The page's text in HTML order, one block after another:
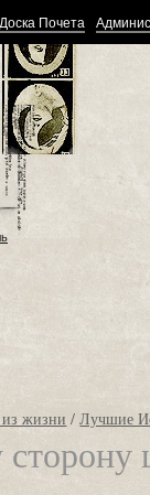
Доска Почета
жизни /Лучшие